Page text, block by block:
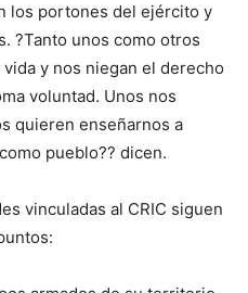
los portones del ejército y
?Tanto unos como otros
y nos niegan el derecho
voluntad. Unos nos
quieren enseñarnos a
pueblo?? dicen.
vinculadas al CRIC siguen